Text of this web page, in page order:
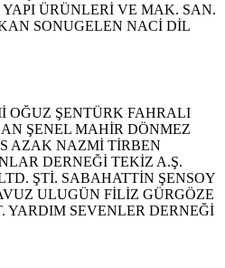
ÜRÜNLERİ VE MAK. SAN.
SONUGELEN NACİ DİL
OĞUZ ŞENTÜRK FAHRALI
ŞENEL MAHİR DÖNMEZ
AZAK NAZMİ TİRBEN
DERNEĞİ TEKİZ A.Ş.
ŞTİ. SABAHATTİN ŞENSOY
ULUGÜN FİLİZ GÜRGÖZE
YARDIM SEVENLER DERNEĞİ